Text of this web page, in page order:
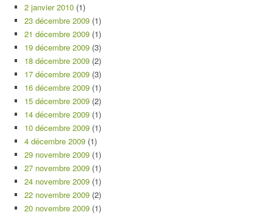
2 janvier 2010 (1)
23 décembre 2009 (1)
21 décembre 2009 (1)
19 décembre 2009 (3)
18 décembre 2009 (2)
17 décembre 2009 (3)
16 décembre 2009 (1)
15 décembre 2009 (2)
14 décembre 2009 (1)
10 décembre 2009 (1)
4 décembre 2009 (1)
29 novembre 2009 (1)
27 novembre 2009 (1)
24 novembre 2009 (1)
22 novembre 2009 (2)
20 novembre 2009 (1)